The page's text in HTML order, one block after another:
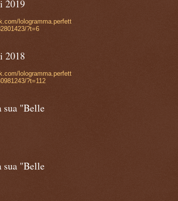
2019
lologramma.perfett
?t=6
2018
lologramma.perfett
?t=112
sua "Belle
sua "Belle